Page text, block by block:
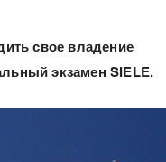
свое владение
экзамен SIELE.